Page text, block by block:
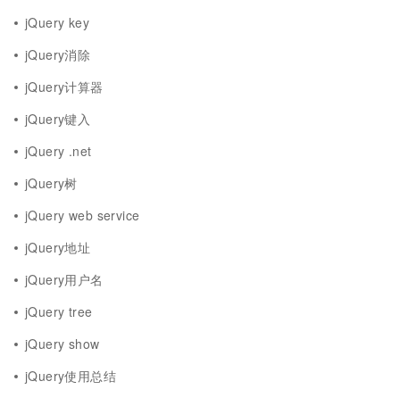
jQuery key
jQuery消除
jQuery计算器
jQuery键入
jQuery .net
jQuery树
jQuery web service
jQuery地址
jQuery用户名
jQuery tree
jQuery show
jQuery使用总结